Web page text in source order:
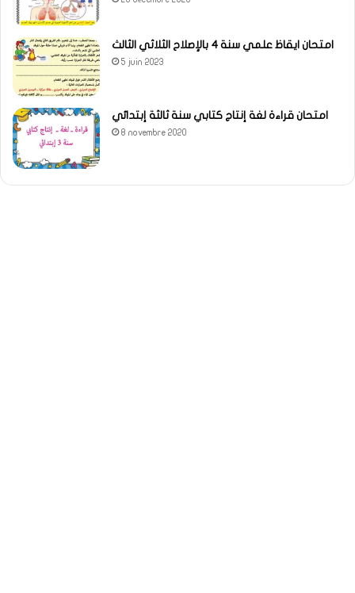
امتحان ايقاظ علمي سنة 4 بالإصلاح الثلاثي الثالث
5 juin 2023
امتحان قراءة لغة إنتاج كتابي سنة ثالثة إبتدائي
8 novembre 2020